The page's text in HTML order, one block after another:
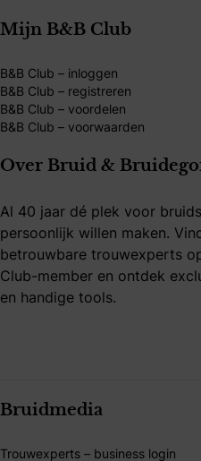
Mijn B&B Club
B&B Club – inloggen
B&B Club – registreren
B&B Club – voordelen
B&B Club – voorwaarden
Over Bruid &
Al 40 jaar dé plek voor
persoonlijk willen maken.
betrouwbare trouwexperts
Club-member en ontdek
en handige tools.
Bruidmedia
Trouwexperts – business login